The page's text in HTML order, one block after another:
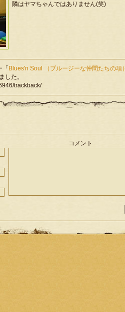
隣はヤマちゃんではありません(笑)
Blues'n Soul （ブルージーな仲間たちの項）
した。
trackback/
コメント